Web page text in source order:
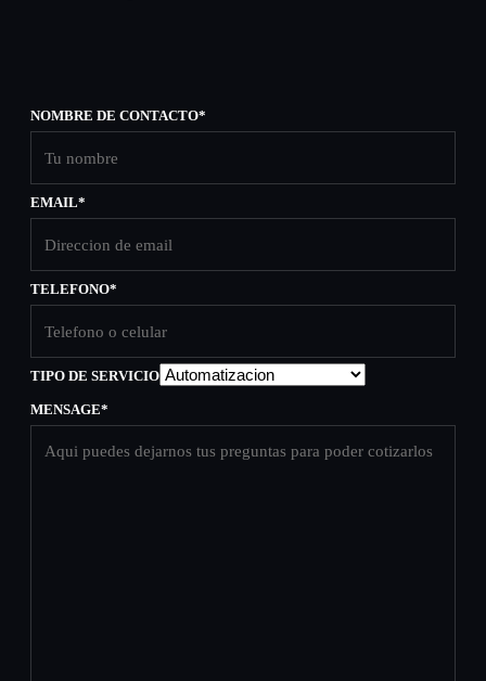
NOMBRE DE CONTACTO*
EMAIL*
TELEFONO*
TIPO DE SERVICIO
MENSAGE*